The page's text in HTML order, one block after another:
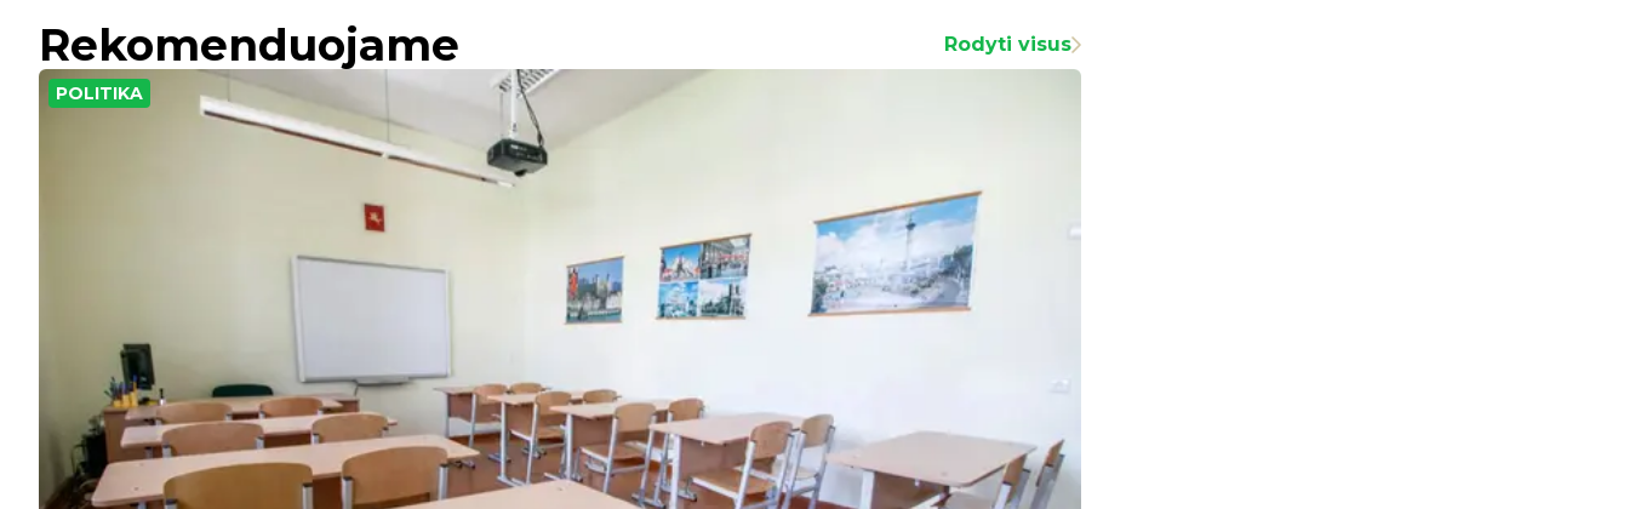
Rekomenduojame Rodyti visus
POLITIKA